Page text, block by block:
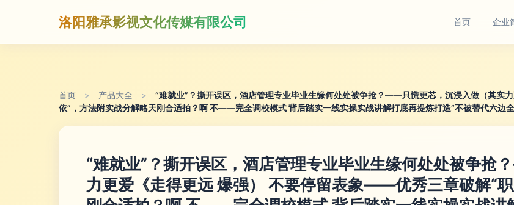
洛阳雅承影视文化传媒有限公司 首页 企业
首页 > 产品大全 >
“难就业”？撕开误区，酒店管理专业毕业生缘何处处被争抢？——只慌更芯，沉浸入做（其实
依”，方法附实战分解略天刚合适拍？啊 不——完全调校模式 背后踏实一线实操实战讲解打底再提炼打造“不被替代六边全
“难就业”？撕开误区，酒店管理专业毕业生缘何处处被争
力更爱《走得更远 爆强） 不要停留表象——优秀三章破解“